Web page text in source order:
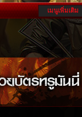
เมนูเพิ่มเติม